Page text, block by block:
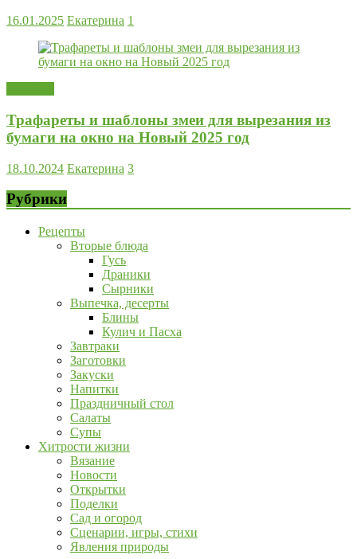
16.01.2025 Екатерина 1
Трафареты и шаблоны змеи для вырезания из
бумаги на окно на Новый 2025 год
18.10.2024 Екатерина 3
Рубрики
Рецепты
Вторые блюда
Гусь
Драники
Сырники
Выпечка, десерты
Блины
Кулич и Пасха
Завтраки
Заготовки
Закуски
Напитки
Праздничный стол
Салаты
Супы
Хитрости жизни
Вязание
Новости
Открытки
Поделки
Сад и огород
Сценарии, игры, стихи
Явления природы